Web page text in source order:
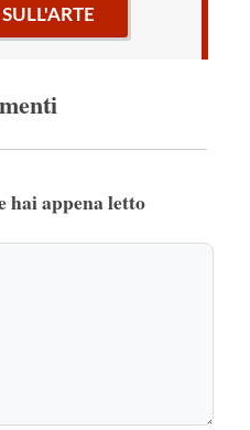
hai appena letto